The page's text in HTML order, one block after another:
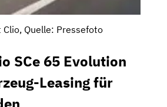
Clio, Quelle: Pressefoto
SCe 65 Evolution
Leasing für